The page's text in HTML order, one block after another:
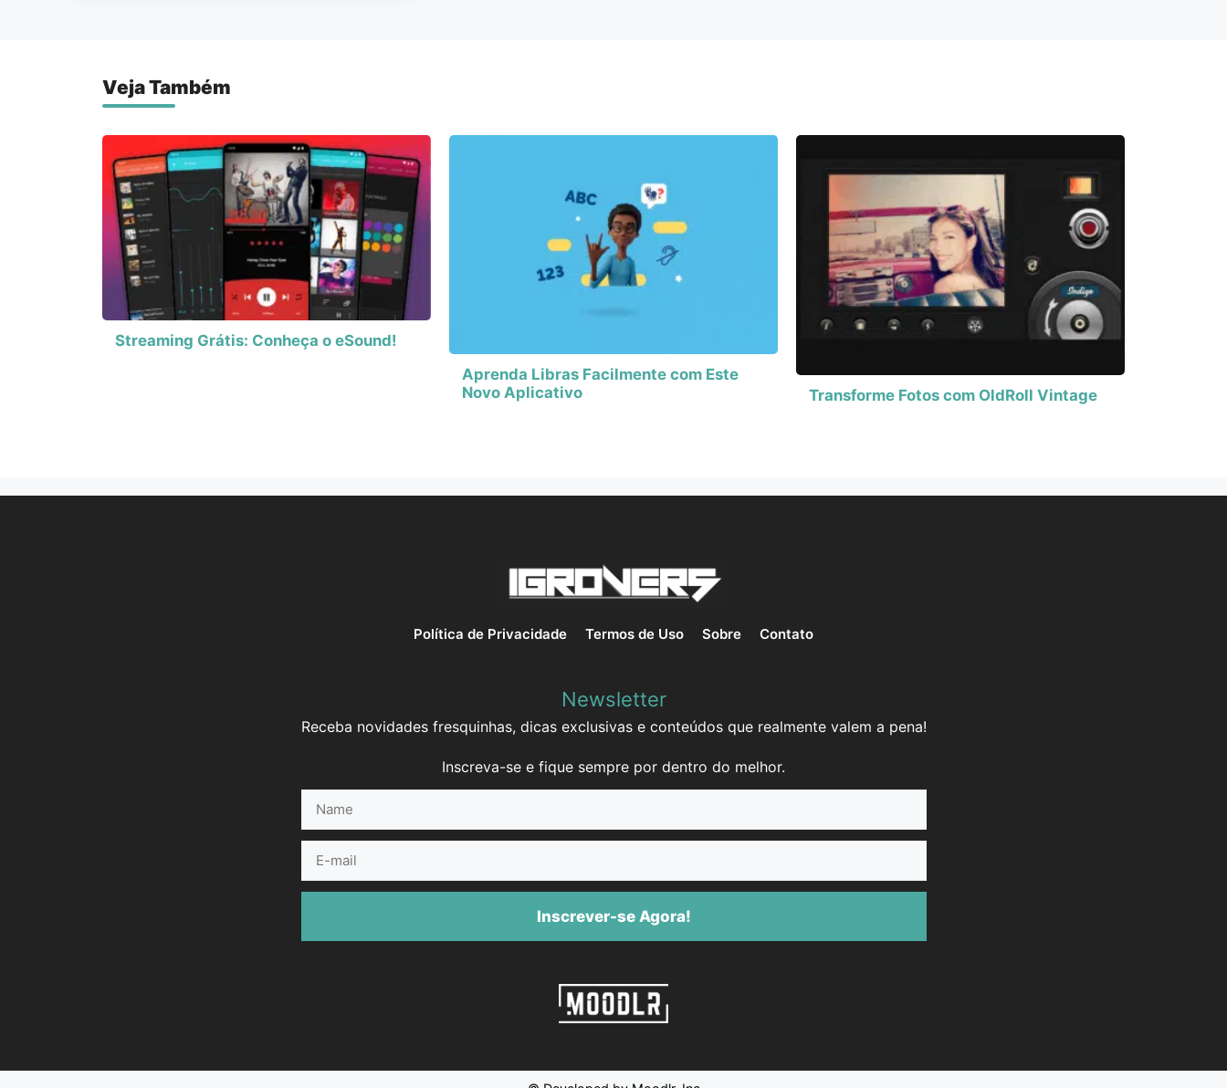
Veja Também
Streaming Grátis: Conheça o eSound!
Aprenda Libras Facilmente com Este
Novo Aplicativo
Transforme Fotos com OldRoll Vintage
Política de Privacidade Termos de Uso Sobre Contato
Newsletter
Receba novidades fresquinhas, dicas exclusivas e conteúdos que realmente valem a pena!
Inscreva-se e fique sempre por dentro do melhor.
mail
Inscrever-se Agora!